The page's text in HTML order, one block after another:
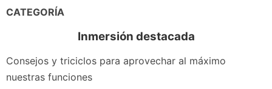
CATEGORÍA
Inmersión destacada
Consejos y triciclos para aprovechar al máximo
nuestras funciones